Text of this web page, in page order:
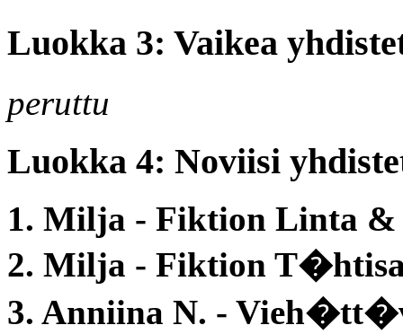
Luokka 3: Vaikea
peruttu
Luokka 4: Noviisi
1. Milja - Fiktion Linta
2. Milja - Fiktion
3. Anniina N. -